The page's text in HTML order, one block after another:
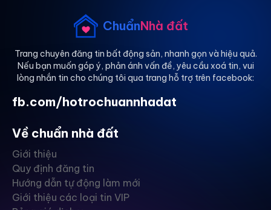
ChuẩnNhà đất
Trang chuyên đăng tin bất động sản, nhanh gọn và hiệu quả.
Nếu bạn muốn góp ý, phản ánh vấn đề, yêu cầu xoá tin, vui
lòng nhắn tin cho chúng tôi qua trang hỗ trợ trên facebook:
fb.com/hotrochuannhadat
Về chuẩn nhà đất
Giới thiệu
Quy định đăng tin
Hướng dẫn tự động làm mới
Giới thiệu các loại tin VIP